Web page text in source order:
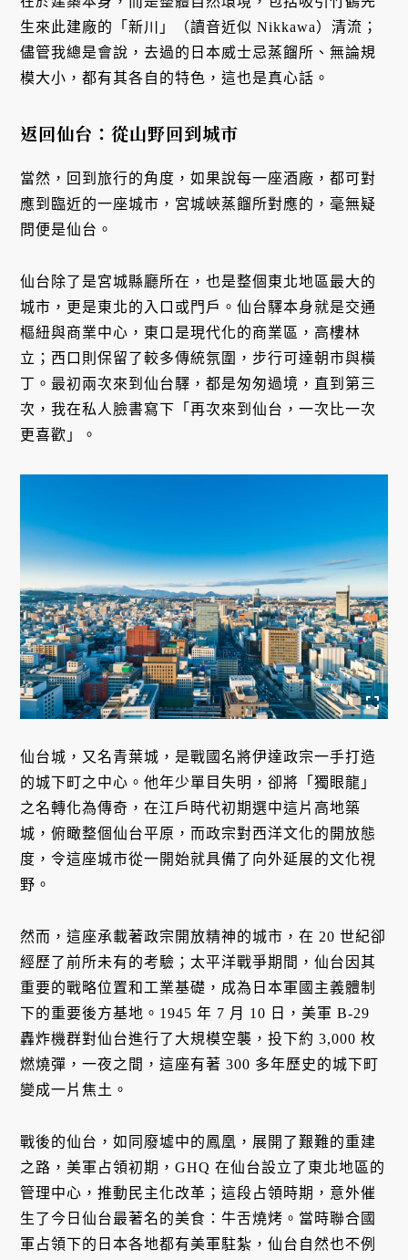
生來此建廠的「新川」（讀音近似 Nikkawa）清流；
儘管我總是會說，去過的日本威士忌蒸餾所、無論規
模大小，都有其各自的特色，這也是真心話。
返回仙台：從山野回到城市
當然，回到旅行的角度，如果說每一座酒廠，都可對
應到臨近的一座城市，宮城峽蒸餾所對應的，毫無疑
問便是仙台。
仙台除了是宮城縣廳所在，也是整個東北地區最大的
城市，更是東北的入口或門戶。仙台驛本身就是交通
樞紐與商業中心，東口是現代化的商業區，高樓林
立；西口則保留了較多傳統氛圍，步行可達朝市與橫
丁。最初兩次來到仙台驛，都是匆匆過境，直到第三
次，我在私人臉書寫下「再次來到仙台，一次比一次
更喜歡」。
仙台城，又名青葉城，是戰國名將伊達政宗一手打造
的城下町之中心。他年少單目失明，卻將「獨眼龍」
之名轉化為傳奇，在江戶時代初期選中這片高地築
城，俯瞰整個仙台平原，而政宗對西洋文化的開放態
度，令這座城市從一開始就具備了向外延展的文化視
野。
然而，這座承載著政宗開放精神的城市，在 20 世紀卻
經歷了前所未有的考驗；太平洋戰爭期間，仙台因其
重要的戰略位置和工業基礎，成為日本軍國主義體制
下的重要後方基地。1945 年 7 月 10 日，美軍 B-29
轟炸機群對仙台進行了大規模空襲，投下約 3,000 枚
燃燒彈，一夜之間，這座有著 300 多年歷史的城下町
變成一片焦土。
戰後的仙台，如同廢墟中的鳳凰，展開了艱難的重建
之路，美軍占領初期，GHQ 在仙台設立了東北地區的
管理中心，推動民主化改革；這段占領時期，意外催
生了今日仙台最著名的美食：牛舌燒烤。當時聯合國
軍占領下的日本各地都有美軍駐紮，仙台自然也不例